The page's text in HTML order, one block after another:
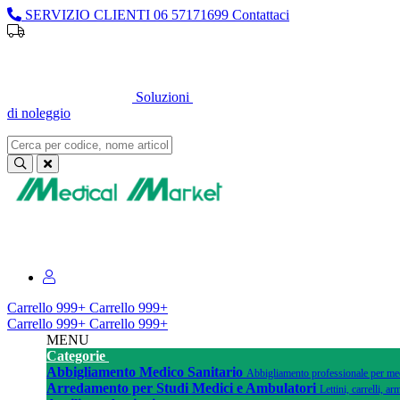
SERVIZIO CLIENTI 06 57171699 Contattaci
Soluzioni
di noleggio
Carrello 999+ Carrello 999+
Carrello 999+ Carrello 999+
MENU
Categorie
Abbigliamento Medico Sanitario Abbigliamento professionale per
Arredamento per Studi Medici e Ambulatori Lettini, carrelli,